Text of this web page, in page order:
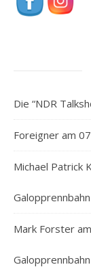
Die “NDR
Foreigner am
Michael Patrick
Galopprennbahn
Mark Forster
Galopprennbahn